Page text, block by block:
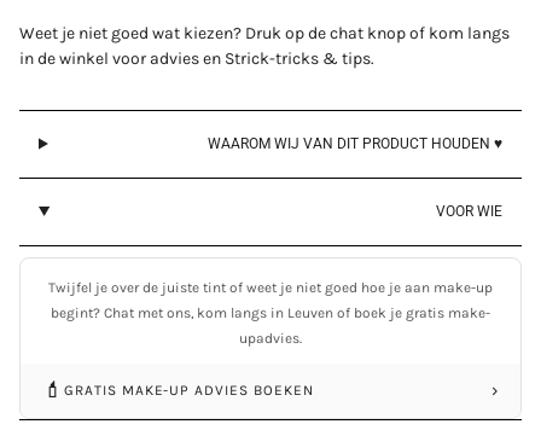
Weet je niet goed wat kiezen? Druk op de chat knop of kom langs
in de winkel voor advies en Strick-tricks & tips.
WAAROM WIJ VAN DIT PRODUCT HOUDEN ♥
VOOR WIE
Twijfel je over de juiste tint of weet je niet goed hoe je aan make-up
begint? Chat met ons, kom langs in Leuven of boek je gratis make-
upadvies.
💄 GRATIS MAKE-UP ADVIES BOEKEN ›
Login required
Log in to your account to add products to your wishlist
Login